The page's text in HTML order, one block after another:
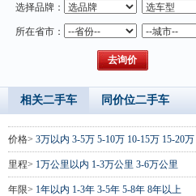
选择品牌：
所在省市：
相关二手车 同价位二手车
价格> 3万以内 3-5万 5-10万 10-15万 15-20万
里程> 1万公里以内 1-3万公里 3-6万公里
年限> 1年以内 1-3年 3-5年 5-8年 8年以上